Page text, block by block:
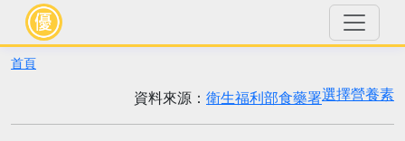
首頁
選擇營養素
資料來源： 衛生福利部食藥署